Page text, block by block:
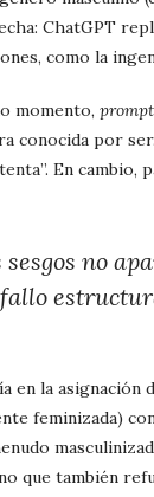
ChatGPT
como la
momento,
conocida por
En cambio,
sesgos no
en la asignación
feminizada)
que también